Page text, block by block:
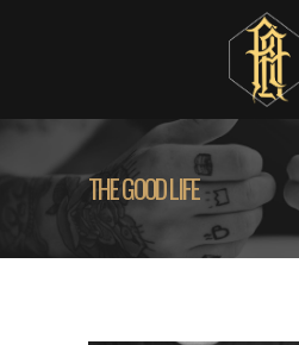
THE GOOD LIFE